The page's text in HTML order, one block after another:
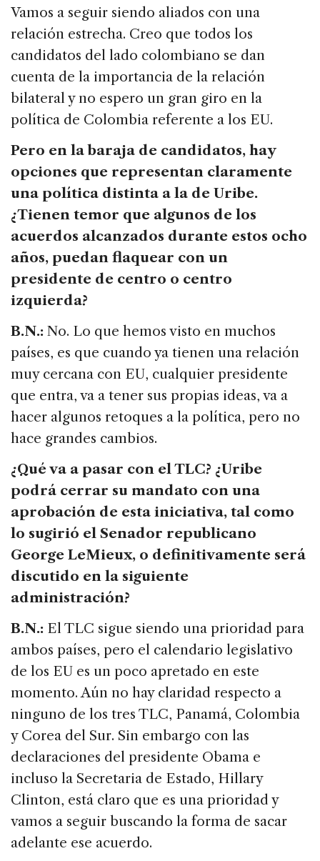
Vamos a seguir siendo aliados con una
relación estrecha. Creo que todos los
candidatos del lado colombiano se dan
cuenta de la importancia de la relación
bilateral y no espero un gran giro en la
política de Colombia referente a los EU.
Pero en la baraja de candidatos, hay
opciones que representan claramente
una política distinta a la de Uribe.
¿Tienen temor que algunos de los
acuerdos alcanzados durante estos ocho
años, puedan flaquear con un
presidente de centro o centro
izquierda?
B.N.: No. Lo que hemos visto en muchos
países, es que cuando ya tienen una relación
muy cercana con EU, cualquier presidente
que entra, va a tener sus propias ideas, va a
hacer algunos retoques a la política, pero no
hace grandes cambios.
¿Qué va a pasar con el TLC? ¿Uribe
podrá cerrar su mandato con una
aprobación de esta iniciativa, tal como
lo sugirió el Senador republicano
George LeMieux, o definitivamente será
discutido en la siguiente
administración?
B.N.: El TLC sigue siendo una prioridad para
ambos países, pero el calendario legislativo
de los EU es un poco apretado en este
momento. Aún no hay claridad respecto a
ninguno de los tres TLC, Panamá, Colombia
y Corea del Sur. Sin embargo con las
declaraciones del presidente Obama e
incluso la Secretaria de Estado, Hillary
Clinton, está claro que es una prioridad y
vamos a seguir buscando la forma de sacar
adelante ese acuerdo.